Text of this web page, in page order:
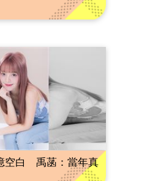
空白 禹菡：當年真